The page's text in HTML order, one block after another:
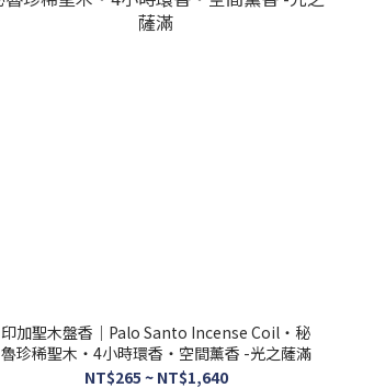
印加聖木盤香｜Palo Santo Incense Coil・秘
魯珍稀聖木・4小時環香・空間薰香 -光之薩滿
NT$265 ~ NT$1,640